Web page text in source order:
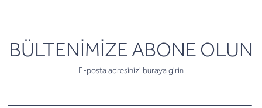
BÜLTENİMİZE ABONE OLUN
E-posta adresinizi buraya girin
newsletter